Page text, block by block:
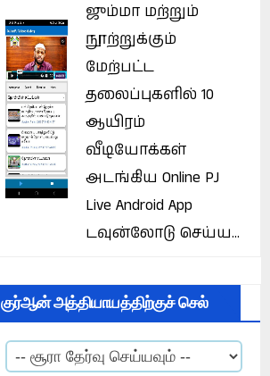
ஜும்மா மற்றும்
நூற்றுக்கும்
மேற்பட்ட
தலைப்புகளில் 10
ஆயிரம்
வீடியோக்கள்
அடங்கிய Online PJ
Live Android App
டவுன்லோடு செய்ய...
குர்ஆன் அத்தியாயத்திற்குச் செல்